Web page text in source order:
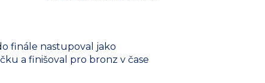
finále nastupoval jako
a finišoval pro bronz v čase